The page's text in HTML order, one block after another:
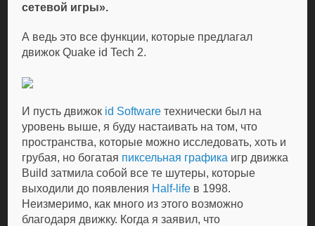
сетевой игры».
А ведь это все функции, которые предлагал
движок Quake id Tech 2.
И пусть движок id Software технически был на
уровень выше, я буду настаивать на том, что
пространства, которые можно исследовать, хоть и
грубая, но богатая пиксельная графика игр движка
Build затмила собой все те шутеры, которые
выходили до появления Half-life в 1998.
Неизмеримо, как много из этого возможно
благодаря движку. Когда я заявил, что